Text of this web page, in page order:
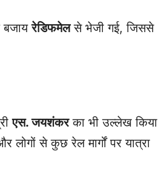
रेडिफमेलसे भेजी गई, जिससे
एस. जयशंकरका भी उल्लेख किया
लोगों से कुछ रेल मार्गों पर यात्रा